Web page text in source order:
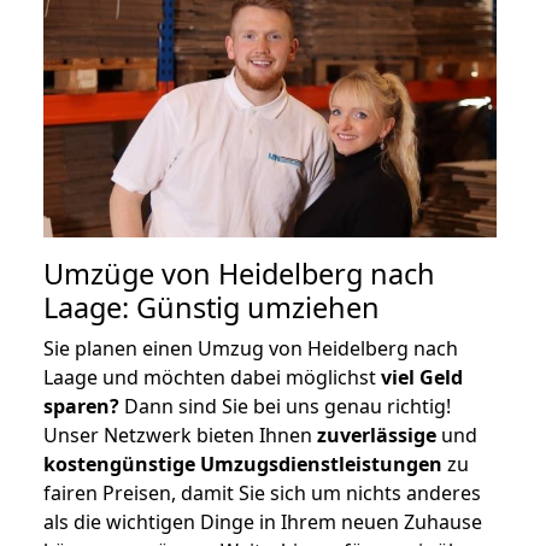
Umzüge von Heidelberg nach
Laage: Günstig umziehen
Sie planen einen Umzug von Heidelberg nach
Laage und möchten dabei möglichstviel Geld
sparen? Dann sind Sie bei uns genau richtig!
Unser Netzwerk bieten Ihnen zuverlässige und
kostengünstige Umzugsdienstleistungen zu
fairen Preisen, damit Sie sich um nichts anderes
als die wichtigen Dinge in Ihrem neuen Zuhause